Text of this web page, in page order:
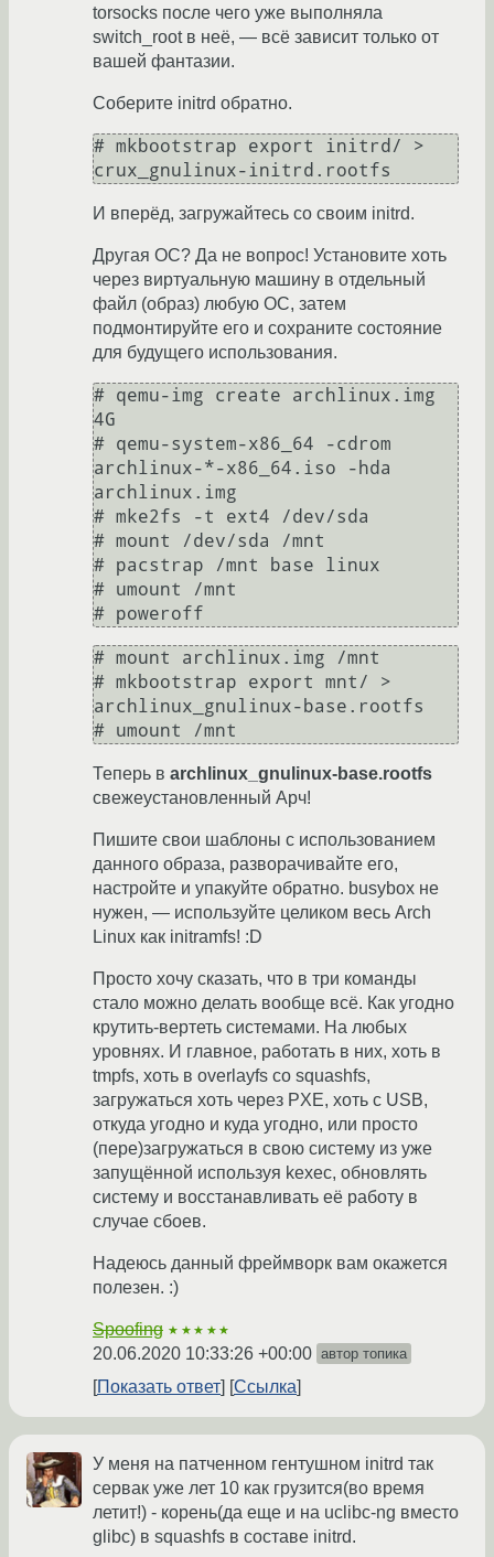
torsocks после чего уже выполняла
switch_root в неё, — всё зависит только от
вашей фантазии.
Соберите initrd обратно.
# mkbootstrap export initrd/ >
crux_gnulinux-initrd.rootfs
И вперёд, загружайтесь со своим initrd.
Другая ОС? Да не вопрос! Установите хоть
через виртуальную машину в отдельный
файл (образ) любую ОС, затем
подмонтируйте его и сохраните состояние
для будущего использования.
# qemu-img create archlinux.img
4G
# qemu-system-x86_64 -cdrom
archlinux-*-x86_64.iso -hda
archlinux.img
# mke2fs -t ext4 /dev/sda
# mount /dev/sda /mnt
# pacstrap /mnt base linux
# umount /mnt
# poweroff
# mount archlinux.img /mnt
# mkbootstrap export mnt/ >
archlinux_gnulinux-base.rootfs
# umount /mnt
Теперь в archlinux_gnulinux-base.rootfs
свежеустановленный Арч!
Пишите свои шаблоны с использованием
данного образа, разворачивайте его,
настройте и упакуйте обратно. busybox не
нужен, — используйте целиком весь Arch
Linux как initramfs! :D
Просто хочу сказать, что в три команды
стало можно делать вообще всё. Как угодно
крутить-вертеть системами. На любых
уровнях. И главное, работать в них, хоть в
tmpfs, хоть в overlayfs со squashfs,
загружаться хоть через PXE, хоть с USB,
откуда угодно и куда угодно, или просто
(пере)загружаться в свою систему из уже
запущённой используя kexec, обновлять
систему и восстанавливать её работу в
случае сбоев.
Надеюсь данный фреймворк вам окажется
полезен. :)
Spoofing ★★★★★
20.06.2020 10:33:26 +00:00 автор топика
Показать ответ Ссылка
У меня на патченном гентушном initrd так
сервак уже лет 10 как грузится(во время
летит!) - корень(да еще и на uclibc-ng вместо
glibc) в squashfs в составе initrd.